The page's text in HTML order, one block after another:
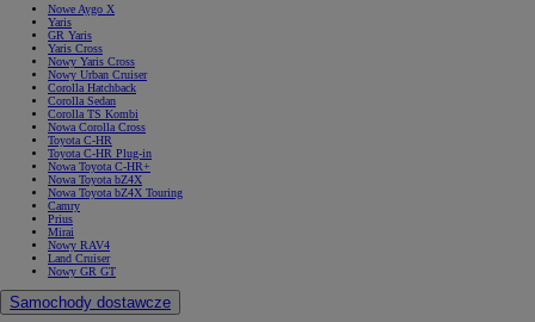
Nowe Aygo X
Yaris
GR Yaris
Yaris Cross
Nowy Yaris Cross
Nowy Urban Cruiser
Corolla Hatchback
Corolla Sedan
Corolla TS Kombi
Nowa Corolla Cross
Toyota C-HR
Toyota C-HR Plug-in
Nowa Toyota C-HR+
Nowa Toyota bZ4X
Nowa Toyota bZ4X Touring
Camry
Prius
Mirai
Nowy RAV4
Land Cruiser
Nowy GR GT
Samochody dostawcze